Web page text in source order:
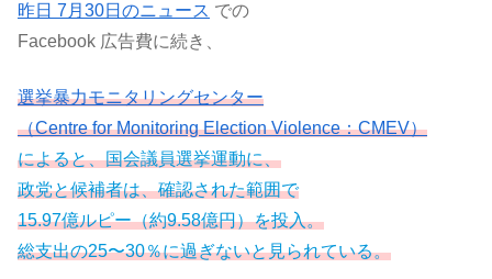
昨日 7月30日のニュース での
Facebook 広告費に続き、
選挙暴力モニタリングセンター
（Centre for Monitoring Election Violence：CMEV）
によると、国会議員選挙運動に、
政党と候補者は、確認された範囲で
15.97億ルピー（約9.58億円）を投入。
総支出の25〜30％に過ぎないと見られている。